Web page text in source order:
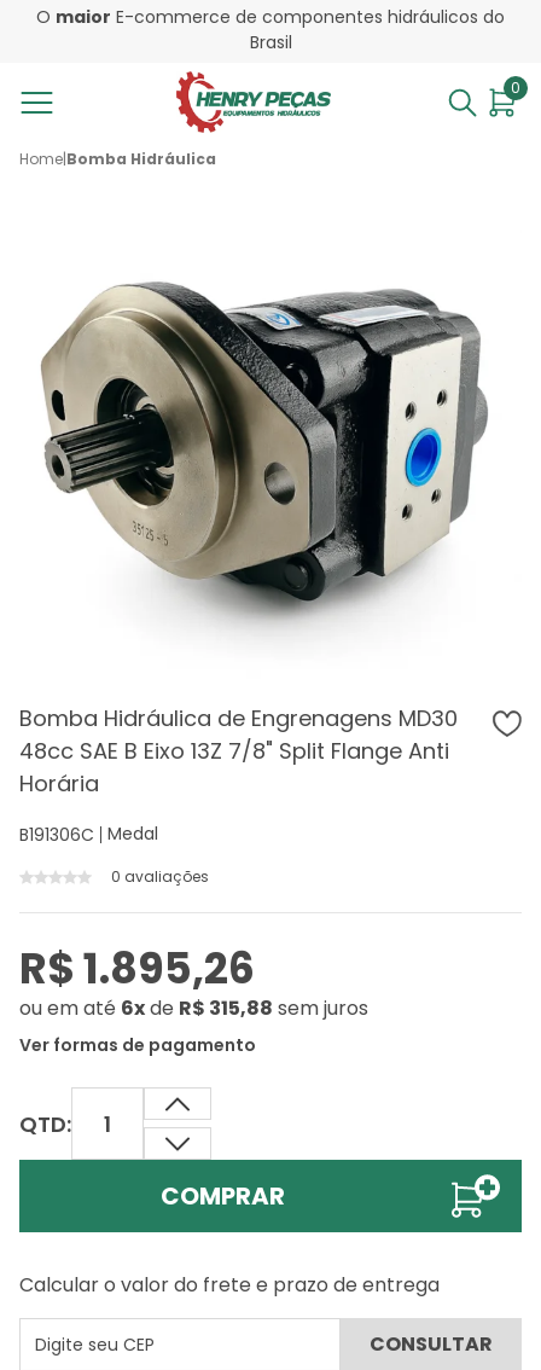
O maior E-commerce de componentes hidráulicos do
Brasil
0
Home|Bomba Hidráulica
Bomba Hidráulica de Engrenagens MD30
48cc SAE B Eixo 13Z 7/8" Split Flange Anti
Horária
B191306C Medal
0 avaliações
R$ 1.895,26
ouem até 6xde R$ 315,88 sem juros
Ver formas de pagamento
QTD:
COMPRAR
Calcular o valor do frete e prazo de entrega